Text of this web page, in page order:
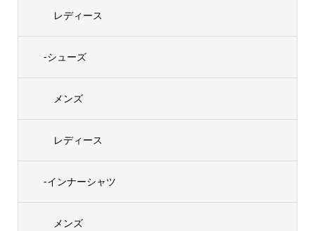
レディース
-シューズ
メンズ
レディース
-インナーシャツ
メンズ